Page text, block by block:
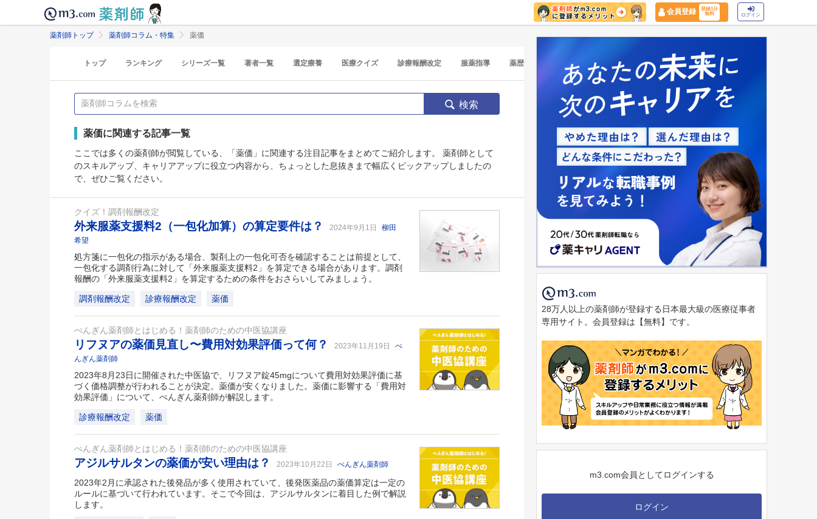
会員登録
登録1分
無料
ログイン
薬剤師トップ 薬剤師コラム・特集 薬価
トップ ランキング シリーズ一覧 著者一覧 選定療養 医療クイズ 診療報酬改定 服薬指導 薬歴 マイナ保険証
検索
薬価に関連する記事一覧
ここでは多くの薬剤師が閲覧している、「薬価」に関連する注目記事をまとめてご紹介します。 薬剤師として
のスキルアップ、キャリアアップに役立つ内容から、ちょっとした息抜きまで幅広くピックアップしましたの
で、ぜひご覧ください。
クイズ！調剤報酬改定
外来服薬支援料2（一包化加算）の算定要件は？ 2024年9月1日
柳田
希望
処方箋に一包化の指示がある場合、製剤上の一包化可否を確認することは前提として、
一包化する調剤行為に対して「外来服薬支援料2」を算定できる場合があります。調剤
報酬の「外来服薬支援料2」を算定するための条件をおさらいしてみましょう。
調剤報酬改定 診療報酬改定 薬価
ぺんぎん薬剤師とはじめる！薬剤師のための中医協講座
リフヌアの薬価見直し〜費用対効果評価って何？ 2023年11月19日
ぺ
んぎん薬剤師
2023年8月23日に開催された中医協で、リフヌア錠45mgについて費用対効果評価に基
づく価格調整が行われることが決定。薬価が安くなりました。薬価に影響する「費用対
効果評価」について、ぺんぎん薬剤師が解説します。
診療報酬改定 薬価
ぺんぎん薬剤師とはじめる！薬剤師のための中医協講座
アジルサルタンの薬価が安い理由は？ 2023年10月22日 ぺんぎん薬剤師
2023年2月に承認された後発品が多く使用されていて、後発医薬品の薬価算定は一定の
ルールに基づいて行われています。そこで今回は、アジルサルタンに着目した例で解説
します。
28万人以上の薬剤師が登録する日本最大級の医療従事者
専用サイト。会員登録は【無料】です。
m3.com会員としてログインする
ログイン